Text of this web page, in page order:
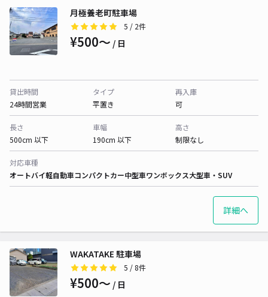
月極養老町駐車場
5 / 2件
¥500〜 / 日
貸出時間
24時間営業
タイプ
平置き
再入庫
可
長さ
500cm 以下
車幅
190cm 以下
高さ
制限なし
対応車種
オートバイ軽自動車コンパクトカー中型車ワンボックス大型車・SUV
詳細へ
WAKATAKE 駐車場
5 / 8件
¥500〜 / 日